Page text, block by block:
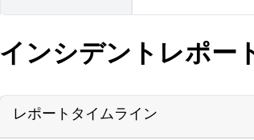
インシデントレポー
レポートタイムライン